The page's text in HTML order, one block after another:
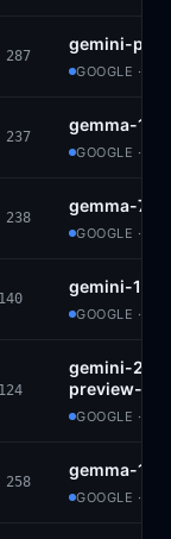
gemini-pro
GOOGLE ·
gemma-
GOOGLE ·
gemma-7b-
GOOGLE ·
gemini-1.5-
GOOGLE ·
gemini-
preview-
GOOGLE ·
gemma-
GOOGLE ·